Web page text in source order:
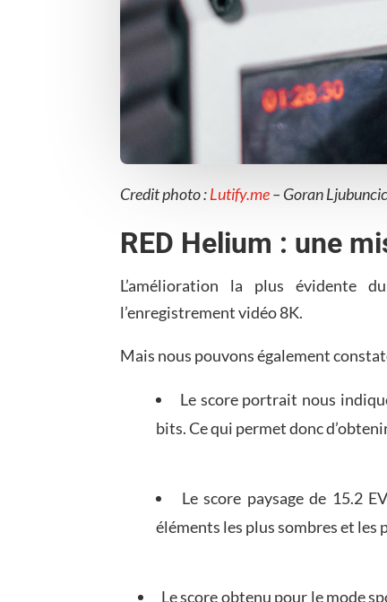
Credit photo :Lutify.me– Goran
RED Helium : une
L’amélioration la plus évidente
l’enregistrement vidéo 8K.
Mais nous pouvons également
Le score portrait nous
bits. Ce qui permet donc
Le score paysage de 15.2
éléments les plus sombres et les
Le score obtenu pour le mode